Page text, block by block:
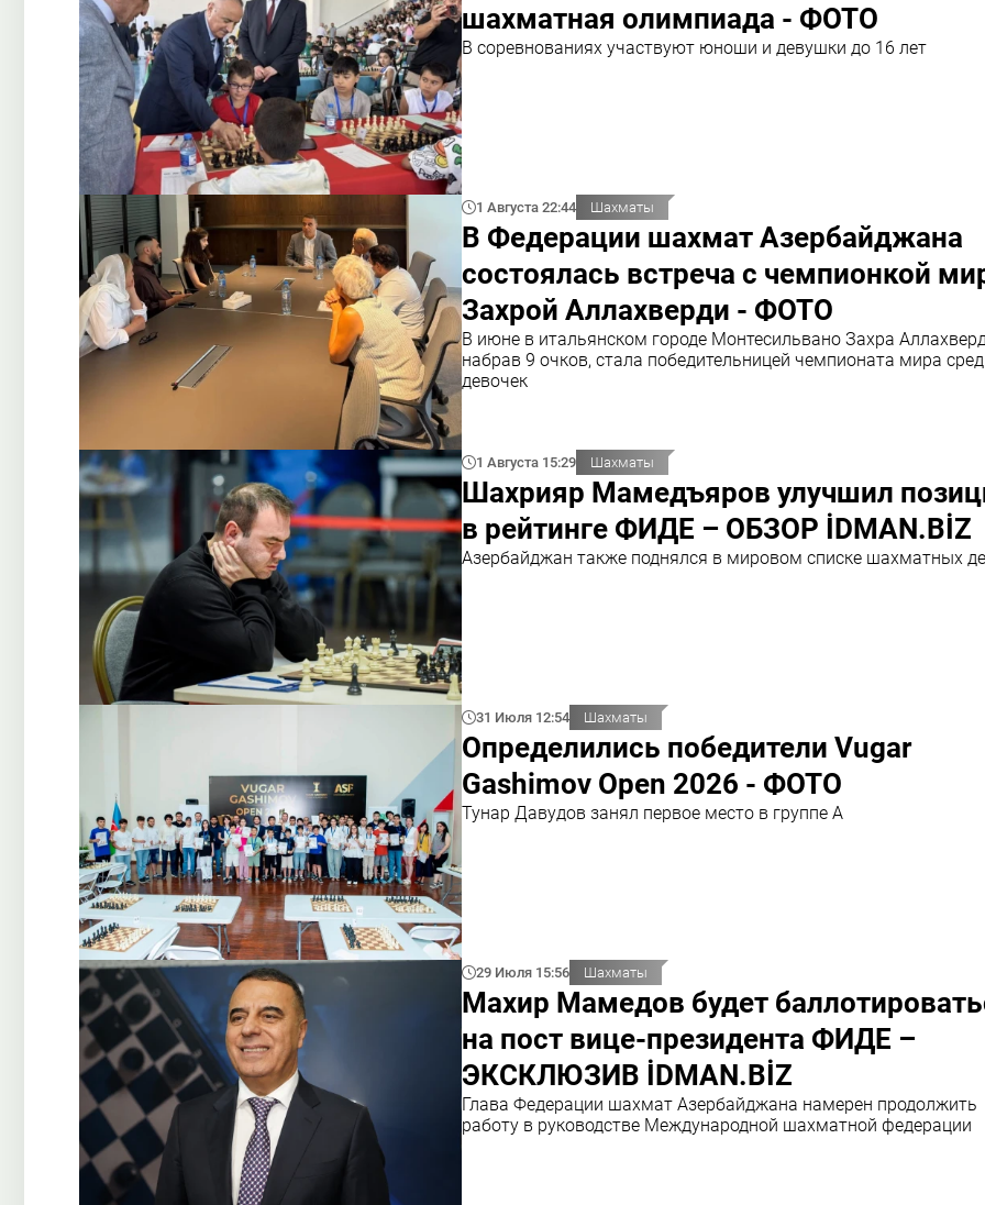
шахматная олимпиада - ФОТО
В соревнованиях участвуют юноши и девушки до 16 лет
1 Августа 22:44 Шахматы
В Федерации шахмат Азербайджана
состоялась встреча с чемпионкой
Захрой Аллахверди - ФОТО
В июне в итальянском городе Монтесильвано Захра
набрав 9 очков, стала победительницей чемпионата мира
девочек
1 Августа 15:29 Шахматы
Шахрияр Мамедъяров улучшил
в рейтинге ФИДЕ – ОБЗОР İDMAN.BİZ
Азербайджан также поднялся в мировом списке шахматных
31 Июля 12:54 Шахматы
Определились победители Vugar
Gashimov Open 2026 - ФОТО
Тунар Давудов занял первое место в группе А
29 Июля 15:56 Шахматы
Махир Мамедов будет
на пост вице-президента ФИДЕ –
ЭКСКЛЮЗИВ İDMAN.BİZ
Глава Федерации шахмат Азербайджана намерен продолжить
работу в руководстве Международной шахматной федерации